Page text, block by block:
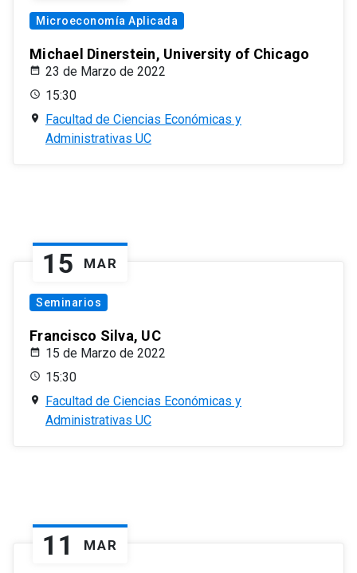
Microeconomía Aplicada
Michael Dinerstein, University of Chicago
23 de Marzo de 2022
15:30
Facultad de Ciencias Económicas y
Administrativas UC
15 MAR
Seminarios
Francisco Silva, UC
15 de Marzo de 2022
15:30
Facultad de Ciencias Económicas y
Administrativas UC
11 MAR